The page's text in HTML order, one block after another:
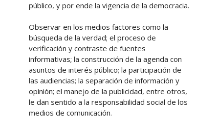
público, y por ende la vigencia de la democracia.
Observar en los medios factores como la
búsqueda de la verdad; el proceso de
verificación y contraste de fuentes
informativas; la construcción de la agenda con
asuntos de interés público; la participación de
las audiencias; la separación de información y
opinión; el manejo de la publicidad, entre otros,
le dan sentido a la responsabilidad social de los
medios de comunicación.